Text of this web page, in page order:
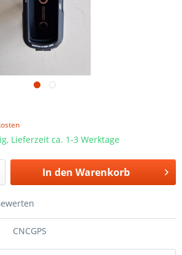
Lieferzeit ca. 1-3 Werktage
In den Warenkorb
CNCGPS